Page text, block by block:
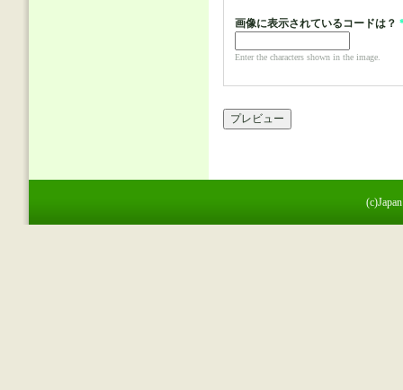
画像に表示されているコードは？
Enter the characters shown in the image.